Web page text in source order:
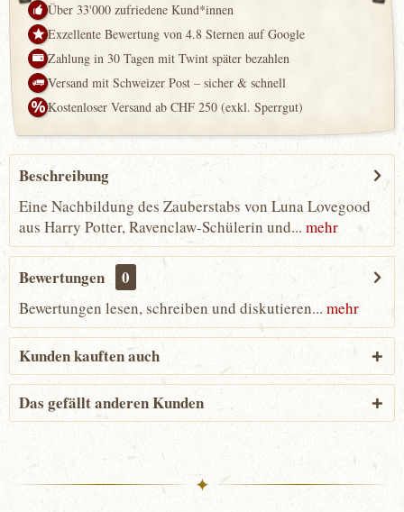
Über 33'000 zufriedene Kund*innen
Exzellente Bewertung von 4.8 Sternen auf Google
Zahlung in 30 Tagen mit Twint später bezahlen
Versand mit Schweizer Post – sicher & schnell
Kostenloser Versand ab CHF 250 (exkl. Sperrgut)
Beschreibung
Eine Nachbildung des Zauberstabs von Luna Lovegood
aus Harry Potter, Ravenclaw-Schülerin und... mehr
Bewertungen 0
Bewertungen lesen, schreiben und diskutieren... mehr
Kunden kauften auch
Das gefällt anderen Kunden
✦